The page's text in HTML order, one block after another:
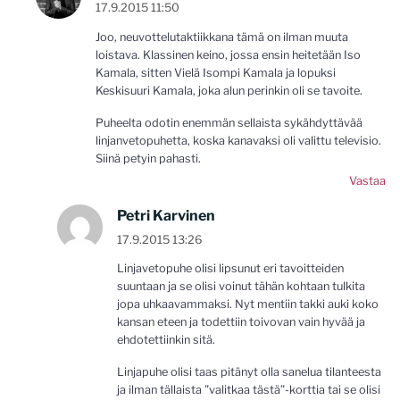
17.9.2015 11:50
Joo, neuvottelutaktiikkana tämä on ilman muuta
loistava. Klassinen keino, jossa ensin heitetään Iso
Kamala, sitten Vielä Isompi Kamala ja lopuksi
Keskisuuri Kamala, joka alun perinkin oli se tavoite.
Puheelta odotin enemmän sellaista sykähdyttävää
linjanvetopuhetta, koska kanavaksi oli valittu televisio.
Siinä petyin pahasti.
Vastaa
Petri Karvinen
17.9.2015 13:26
Linjavetopuhe olisi lipsunut eri tavoitteiden
suuntaan ja se olisi voinut tähän kohtaan tulkita
jopa uhkaavammaksi. Nyt mentiin takki auki koko
kansan eteen ja todettiin toivovan vain hyvää ja
ehdotettiinkin sitä.
Linjapuhe olisi taas pitänyt olla sanelua tilanteesta
ja ilman tällaista ”valitkaa tästä”-korttia tai se olisi